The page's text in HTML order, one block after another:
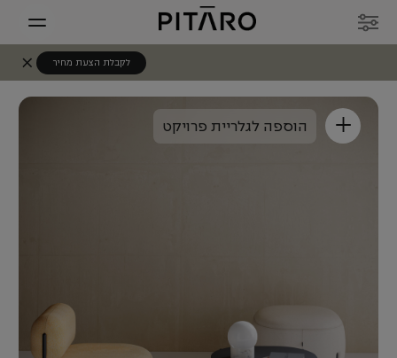
לקבלת הצעת מחיר
+ הוספה לגלריית פרויקט